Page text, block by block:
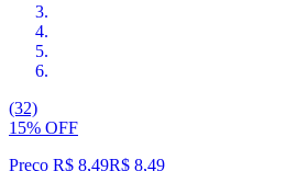
(32)
15% OFF
Preço R$ 8,49R$ 8,49